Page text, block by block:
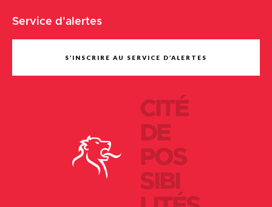
CITÉ
DE
POS
SIBI
Service d'alertes
S’INSCRIRE AU SERVICE D’ALERTES